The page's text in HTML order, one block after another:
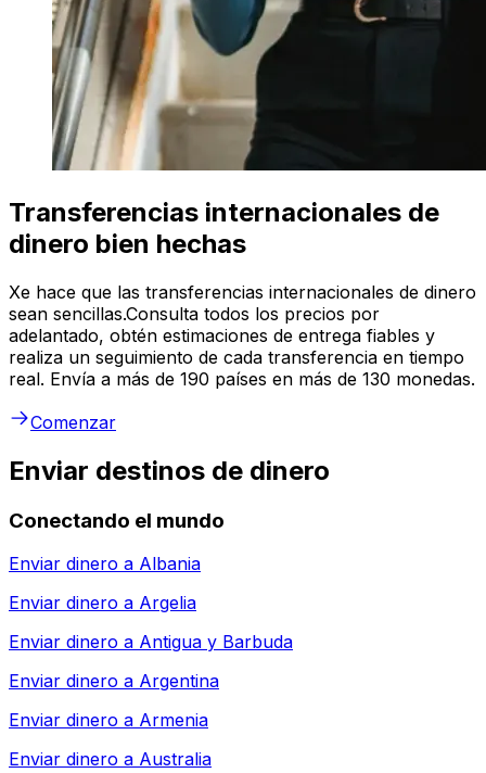
Transferencias internacionales de
dinero bien hechas
Xe hace que las transferencias internacionales de dinero
sean sencillas.Consulta todos los precios por
adelantado, obtén estimaciones de entrega fiables y
realiza un seguimiento de cada transferencia en tiempo
real. Envía a más de 190 países en más de 130 monedas.
Comenzar
Enviar destinos de dinero
Conectando el mundo
Enviar dinero a Albania
Enviar dinero a Argelia
Enviar dinero a Antigua y Barbuda
Enviar dinero a Argentina
Enviar dinero a Armenia
Enviar dinero a Australia